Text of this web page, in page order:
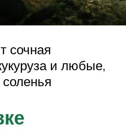
сочная
и любые,